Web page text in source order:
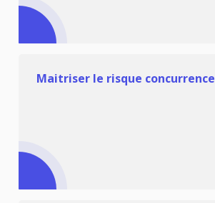
Maitriser le risque concurrence